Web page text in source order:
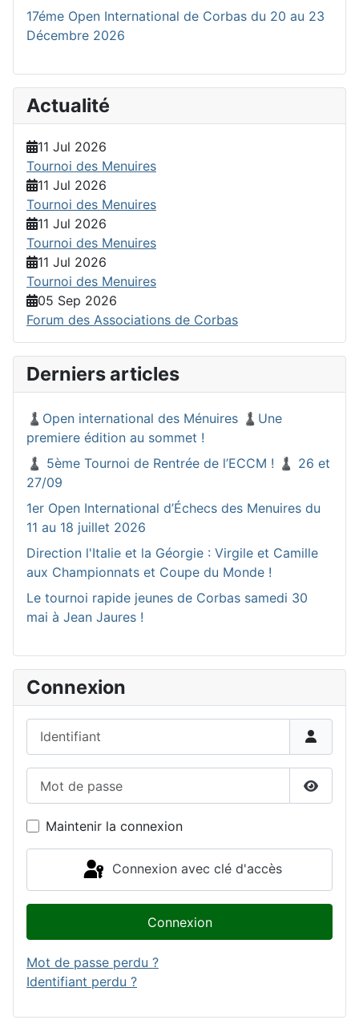
17éme Open International de Corbas du 20 au 23
Décembre 2026
Actualité
11 Jul 2026
Tournoi des Menuires
11 Jul 2026
Tournoi des Menuires
11 Jul 2026
Tournoi des Menuires
11 Jul 2026
Tournoi des Menuires
05 Sep 2026
Forum des Associations de Corbas
Derniers articles
♟️Open international des Ménuires ♟️Une
premiere édition au sommet !
♟️ 5ème Tournoi de Rentrée de l’ECCM ! ♟️ 26 et
27/09
1er Open International d’Échecs des Menuires du
11 au 18 juillet 2026
Direction l'Italie et la Géorgie : Virgile et Camille
aux Championnats et Coupe du Monde !
Le tournoi rapide jeunes de Corbas samedi 30
mai à Jean Jaures !
Connexion
Maintenir la connexion
Connexion avec clé d'accès
Connexion
Mot de passe perdu ?
Identifiant perdu ?